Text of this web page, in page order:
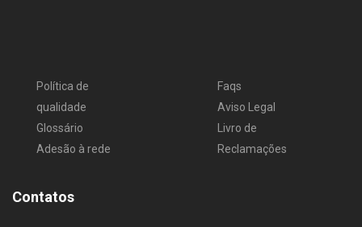
Política de
qualidade
Glossário
Adesão à rede
Faqs
Aviso Legal
Livro de
Reclamações
Contatos